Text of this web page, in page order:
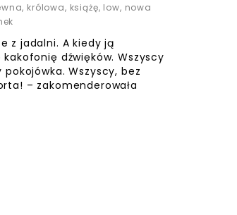
, królowa, książę, low, nowa
z jadalni. A kiedy ją
dźwięków. Wszyscy
Wszyscy, bez
– zakomenderowała